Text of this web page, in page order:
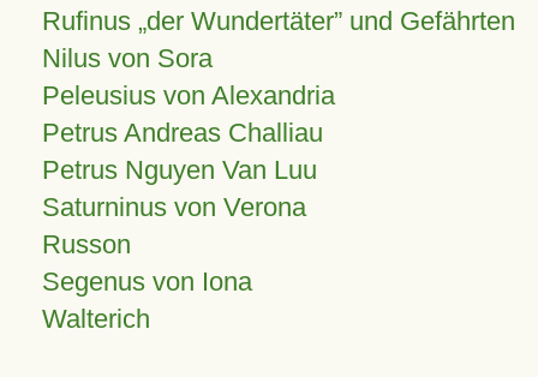
Rufinus „der Wundertäter” und Gefährten
Nilus von Sora
Peleusius von Alexandria
Petrus Andreas Challiau
Petrus Nguyen Van Luu
Saturninus von Verona
Russon
Segenus von Iona
Walterich